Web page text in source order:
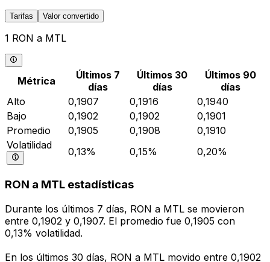
Tarifas Valor convertido
1 RON a MTL
Métrica
Últimos 7
días
Últimos 30
días
Últimos 90
días
Alto
0,1907 0,1916
0,1940
Bajo
0,1902 0,1902
0,1901
Promedio
0,1905 0,1908
0,1910
Volatilidad
0,13% 0,15% 0,20%
RON a MTL estadísticas
Durante los últimos 7 días, RON a MTL se movieron
entre 0,1902 y 0,1907. El promedio fue 0,1905 con
0,13% volatilidad.
En los últimos 30 días, RON a MTL movido entre 0,1902